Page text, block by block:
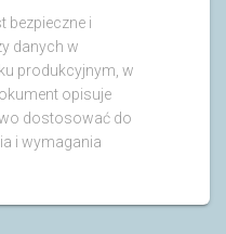
bezpieczne i
danych w
produkcyjnym, w
opisuje
dostosować do
i wymagania